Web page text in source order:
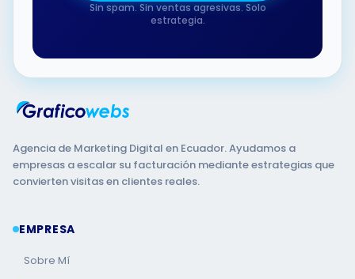
Sin spam. Sin ventas agresivas. Solo
estrategia.
Agencia de Marketing Digital en Ecuador. Ayudamos a
empresas a escalar su facturación mediante estrategias que
convierten visitas en clientes reales.
EMPRESA
Sobre Mí